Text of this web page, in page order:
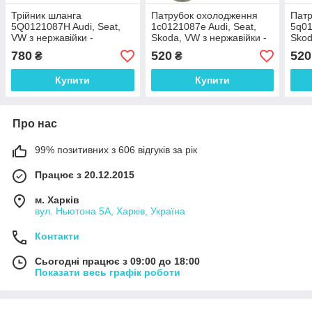
Трійник шланга
5Q0121087H Audi, Seat,
VW з нержавійки -
780 ₴
Купити
Патрубок охолодження
1c0121087e Audi, Seat,
Skoda, VW з нержавійки -
520₴
Купити
520
Про нас
99% позитивних з 606 відгуків за рік
Працює з 20.12.2015
м. Харків
вул. Ньютона 5А, Харків, Україна
Контакти
Сьогодні працює з 09:00 до 18:00
Показати весь графік роботи